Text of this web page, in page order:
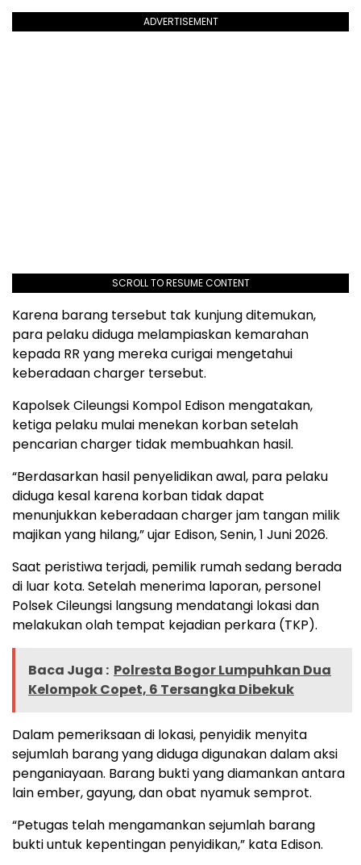
ADVERTISEMENT
SCROLL TO RESUME CONTENT
Karena barang tersebut tak kunjung ditemukan,
para pelaku diduga melampiaskan kemarahan
kepada RR yang mereka curigai mengetahui
keberadaan charger tersebut.
Kapolsek Cileungsi Kompol Edison mengatakan,
ketiga pelaku mulai menekan korban setelah
pencarian charger tidak membuahkan hasil.
“Berdasarkan hasil penyelidikan awal, para pelaku
diduga kesal karena korban tidak dapat
menunjukkan keberadaan charger jam tangan milik
majikan yang hilang,” ujar Edison, Senin, 1 Juni 2026.
Saat peristiwa terjadi, pemilik rumah sedang berada
di luar kota. Setelah menerima laporan, personel
Polsek Cileungsi langsung mendatangi lokasi dan
melakukan olah tempat kejadian perkara (TKP).
Baca Juga : Polresta Bogor Lumpuhkan Dua
Kelompok Copet, 6 Tersangka Dibekuk
Dalam pemeriksaan di lokasi, penyidik menyita
sejumlah barang yang diduga digunakan dalam aksi
penganiayaan. Barang bukti yang diamankan antara
lain ember, gayung, dan obat nyamuk semprot.
“Petugas telah mengamankan sejumlah barang
bukti untuk kepentingan penyidikan,” kata Edison.